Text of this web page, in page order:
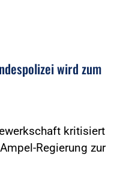
wird zum
kritisiert
Regierung zur